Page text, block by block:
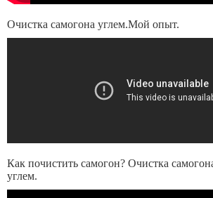
Очистка самогона углем.Мой опыт.
Как почистить самогон? Очистка
углем.